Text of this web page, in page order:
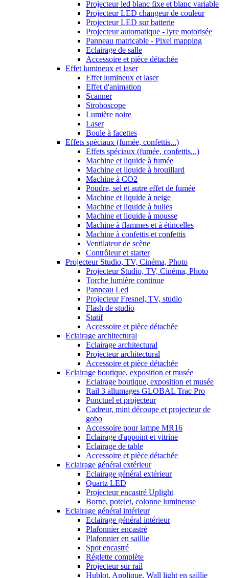
Projecteur led blanc fixe et blanc variable
Projecteur LED changeur de couleur
Projecteur LED sur batterie
Projecteur automatique - lyre motorisée
Panneau matriçable - Pixel mapping
Eclairage de salle
Accessoire et pièce détachée
Effet lumineux et laser
Effet lumineux et laser
Effet d'animation
Scanner
Stroboscope
Lumière noire
Laser
Boule à facettes
Effets spéciaux (fumée, confettis...)
Effets spéciaux (fumée, confettis...)
Machine et liquide à fumée
Machine et liquide à brouillard
Machine à CO2
Poudre, sel et autre effet de fumée
Machine et liquide à neige
Machine et liquide à bulles
Machine et liquide à mousse
Machine à flammes et à étincelles
Machine à confettis et confettis
Ventilateur de scène
Contrôleur et starter
Projecteur Studio, TV, Cinéma, Photo
Projecteur Studio, TV, Cinéma, Photo
Torche lumière continue
Panneau Led
Projecteur Fresnel, TV, studio
Flash de studio
Statif
Accessoire et pièce détachée
Eclairage architectural
Eclairage architectural
Projecteur architectural
Accessoire et pièce détachée
Eclairage boutique, exposition et musée
Eclairage boutique, exposition et musée
Rail 3 allumages GLOBAL Trac Pro
Ponctuel et projecteur
Cadreur, mini découpe et projecteur de
gobo
Accessoire pour lampe MR16
Eclairage d'appoint et vitrine
Eclairage de table
Accessoire et pièce détachée
Eclairage général extérieur
Eclairage général extérieur
Quartz LED
Projecteur encastré Uplight
Borne, potelet, colonne lumineuse
Eclairage général intérieur
Eclairage général intérieur
Plafonnier encastré
Plafonnier en saillie
Spot encastré
Réglette complète
Projecteur sur rail
Hublot, Applique, Wall light en saillie